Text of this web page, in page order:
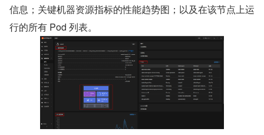
信息；关键机器资源指标的性能趋势图；以及在该节点上运
行的所有 Pod 列表。